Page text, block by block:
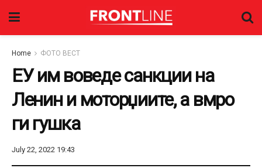
Home ФОТО ВЕСТ
ЕУ им воведе санкции на
Ленин и моторџиите, а вмро
ги гушка
July 22, 2022 19:43